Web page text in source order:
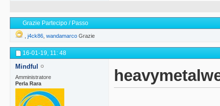
Grazie Partecipo / Passo
j4ck86 wandamarco Grazie
16-01-19, 11: 48
Mindful
Amministratore
Perla Rara